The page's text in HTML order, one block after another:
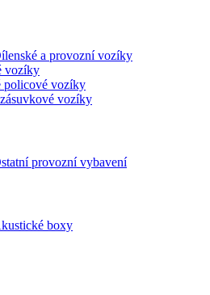
a provozní vozíky
vozíky
policové vozíky
vozíky
provozní vybavení
boxy